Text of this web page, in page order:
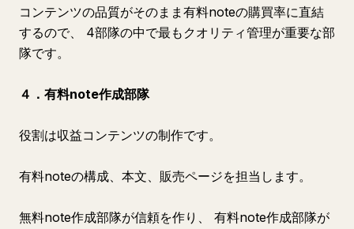
コンテンツの品質がそのまま有料noteの購買率に直結
するので、 4部隊の中で最もクオリティ管理が重要な部
隊です。
４．有料note作成部隊
役割は収益コンテンツの制作です。
有料noteの構成、本文、販売ページを担当します。
無料note作成部隊が信頼を作り、 有料note作成部隊が